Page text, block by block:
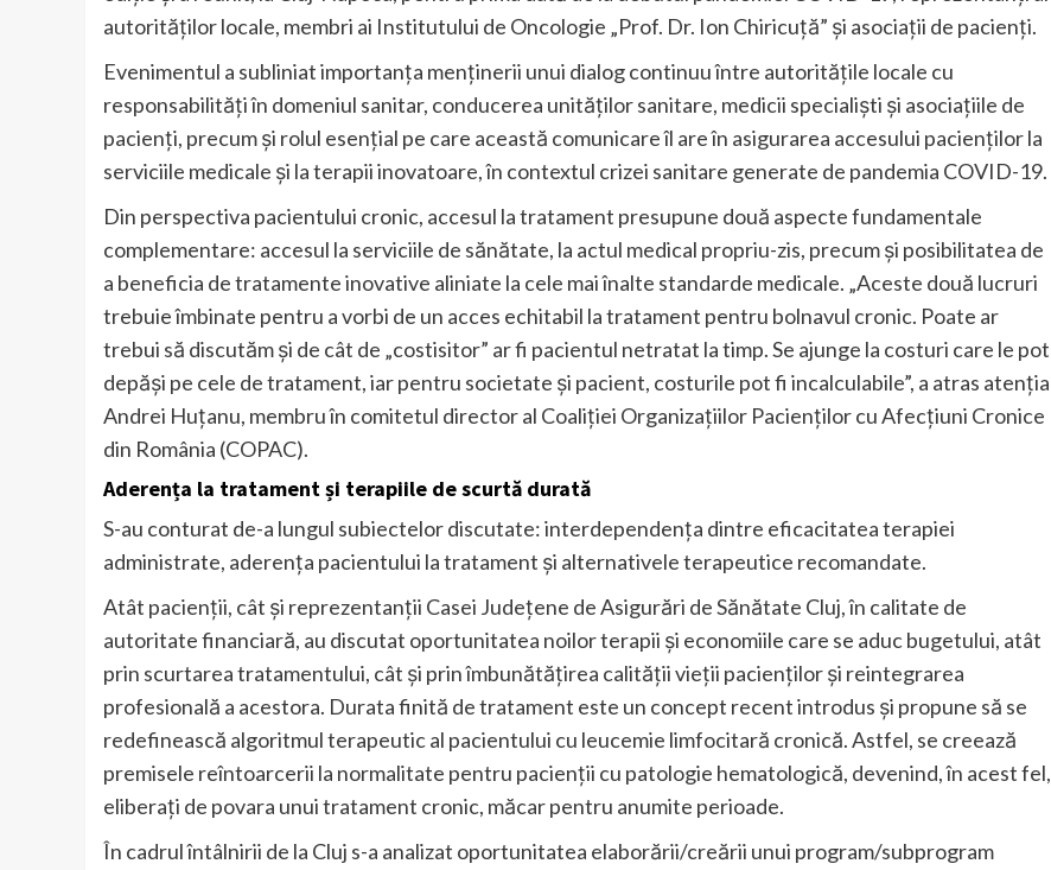
autorităților locale, membri ai Institutului de Oncologie „Prof. Dr. Ion Chiricuță” și asociații de pacienți.
Evenimentul a subliniat importanța menținerii unui dialog continuu între autoritățile locale cu
responsabilități în domeniul sanitar, conducerea unităților sanitare, medicii specialiști și asociațiile de
pacienți, precum și rolul esențial pe care această comunicare îl are în asigurarea accesului pacienților la
serviciile medicale și la terapii inovatoare, în contextul crizei sanitare generate de pandemia COVID-19.
Din perspectiva pacientului cronic, accesul la tratament presupune două aspecte fundamentale
complementare: accesul la serviciile de sănătate, la actul medical propriu-zis, precum și posibilitatea de
a beneficia de tratamente inovative aliniate la cele mai înalte standarde medicale. „Aceste două lucruri
trebuie îmbinate pentru a vorbi de un acces echitabil la tratament pentru bolnavul cronic. Poate ar
trebui să discutăm și de cât de „costisitor” ar fi pacientul netratat la timp. Se ajunge la costuri care le pot
depăși pe cele de tratament, iar pentru societate și pacient, costurile pot fi incalculabile”, a atras atenția
Andrei Huțanu, membru în comitetul director al Coaliției Organizațiilor Pacienților cu Afecțiuni Cronice
din România (COPAC).
Aderența la tratament și terapiile de scurtă durată
S-au conturat de-a lungul subiectelor discutate: interdependența dintre eficacitatea terapiei
administrate, aderența pacientului la tratament și alternativele terapeutice recomandate.
Atât pacienții, cât și reprezentanții Casei Județene de Asigurări de Sănătate Cluj, în calitate de
autoritate financiară, au discutat oportunitatea noilor terapii și economiile care se aduc bugetului, atât
prin scurtarea tratamentului, cât și prin îmbunătățirea calității vieții pacienților și reintegrarea
profesională a acestora. Durata finită de tratament este un concept recent introdus și propune să se
redefinească algoritmul terapeutic al pacientului cu leucemie limfocitară cronică. Astfel, se creează
premisele reîntoarcerii la normalitate pentru pacienții cu patologie hematologică, devenind, în acest fel,
eliberați de povara unui tratament cronic, măcar pentru anumite perioade.
În cadrul întâlnirii de la Cluj s-a analizat oportunitatea elaborării/creării unui program/subprogram